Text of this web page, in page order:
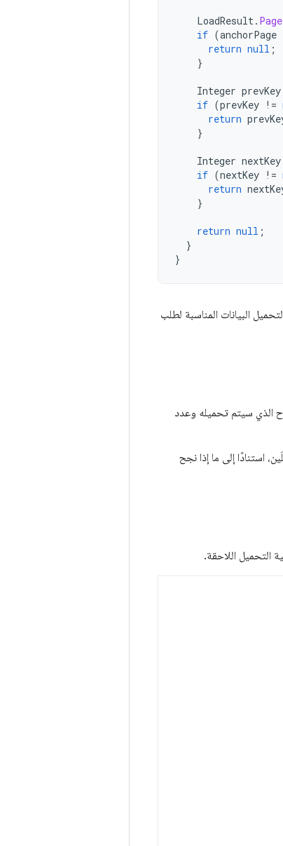
LoadResult.
if (anchorPage
return null ;
}
Integer prevKey
if (prevKey !=
return
}
Integer nextKey
if (nextKey !=
return
}
return null ;
}
}
لتحميل البيانات المناسبة لطلب
الذي سيتم تحميله وعدد
استنادًا إلى ما إذا نجح
التحميل اللاحقة.